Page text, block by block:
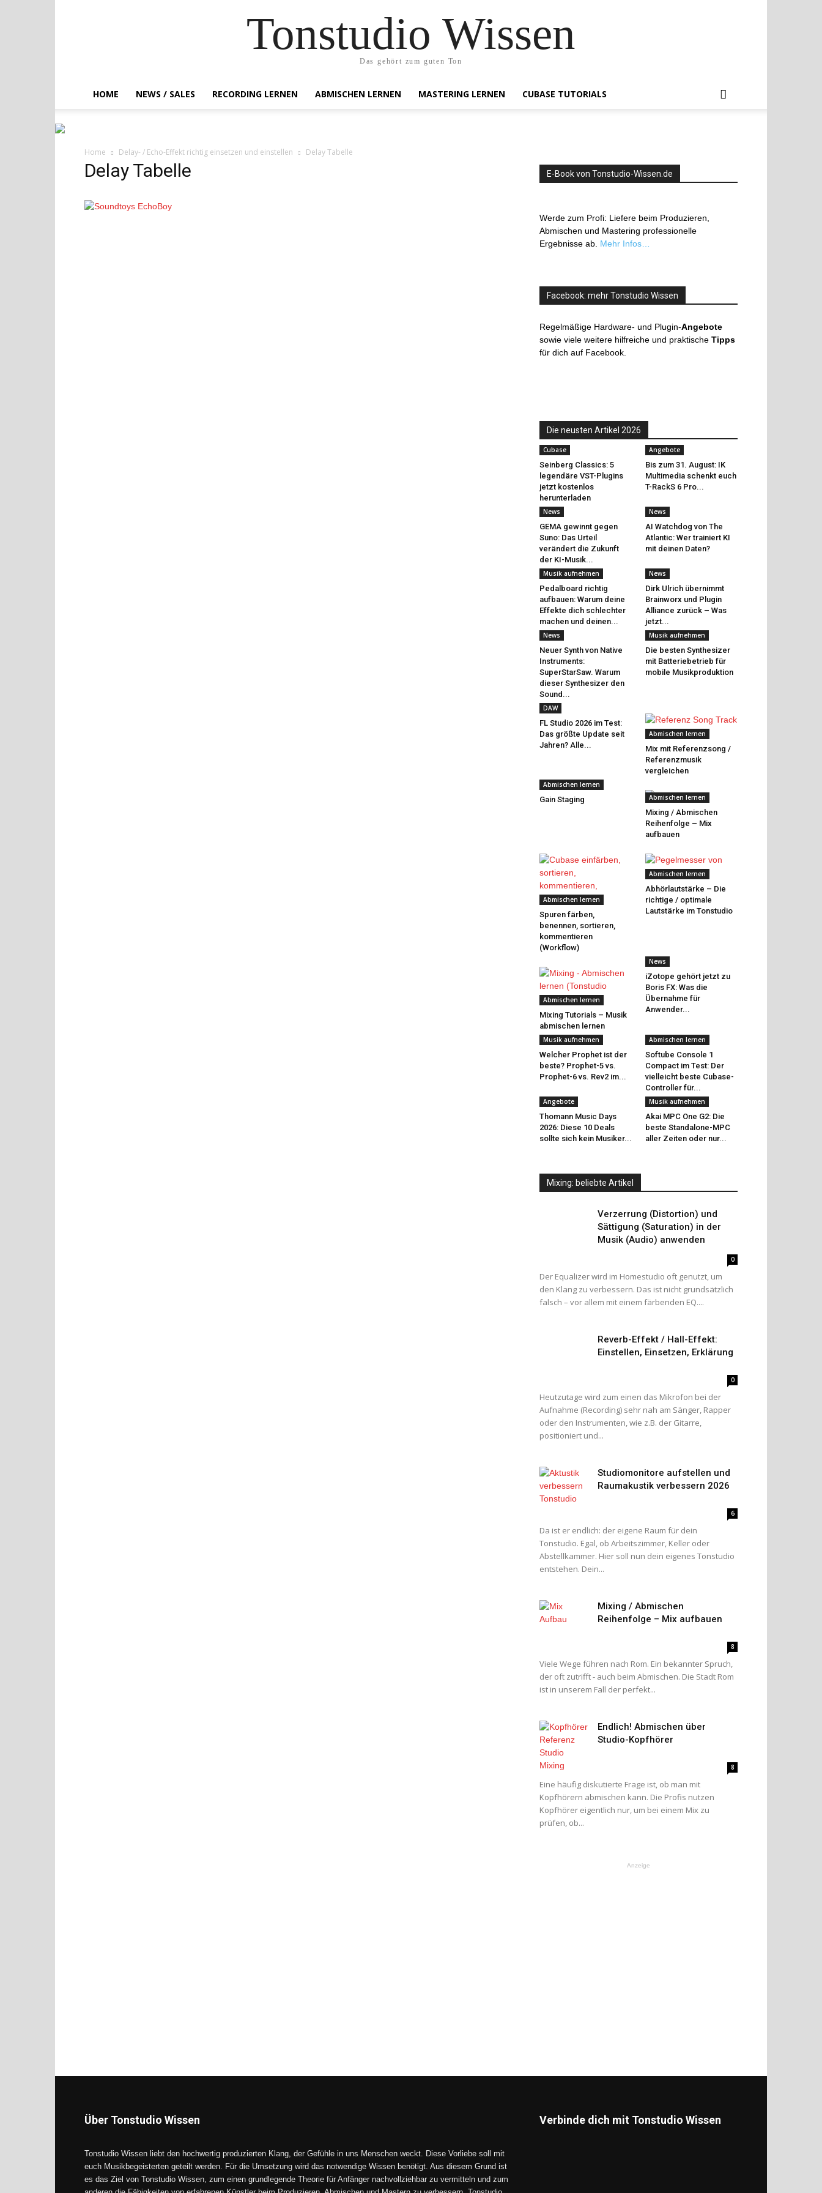
Tonstudio Wissen
Das gehört zum guten Ton
HOME NEWS / SALES RECORDING LERNEN ABMISCHEN LERNEN MASTERING LERNEN CUBASE TUTORIALS
Home Delay- / Echo-Effekt richtig einsetzen und einstellen Delay Tabelle
Delay Tabelle E-Book von Tonstudio-Wissen.de
Werde zum Profi: Liefere beim Produzieren,
Abmischen und Mastering professionelle
Ergebnisse ab. Mehr Infos…
Facebook: mehr Tonstudio Wissen
Regelmäßige Hardware- und Plugin-Angebote
sowie viele weitere hilfreiche und praktische Tipps
für dich auf Facebook.
Die neusten Artikel 2026
Cubase
Seinberg Classics: 5
legendäre VST-Plugins
jetzt kostenlos
herunterladen
Angebote
Bis zum 31. August: IK
Multimedia schenkt euch
T-RackS 6 Pro...
News
GEMA gewinnt gegen
Suno: Das Urteil
verändert die Zukunft
der KI-Musik...
News
AI Watchdog von The
Atlantic: Wer trainiert KI
mit deinen Daten?
Musik aufnehmen
Pedalboard richtig
aufbauen: Warum deine
Effekte dich schlechter
machen und deinen...
News
Dirk Ulrich übernimmt
Brainworx und Plugin
Alliance zurück – Was
jetzt...
News
Neuer Synth von Native
Instruments:
SuperStarSaw. Warum
dieser Synthesizer den
Sound...
Musik aufnehmen
Die besten Synthesizer
mit Batteriebetrieb für
mobile Musikproduktion
DAW
FL Studio 2026 im Test:
Das größte Update seit
Jahren? Alle...
Abmischen lernen
Mix mit Referenzsong /
Referenzmusik
vergleichen
Abmischen lernen
Gain Staging Abmischen lernen
Mixing / Abmischen
Reihenfolge – Mix
aufbauen
Abmischen lernen
Spuren färben,
benennen, sortieren,
kommentieren
(Workflow)
Abmischen lernen
Abhörlautstärke – Die
richtige / optimale
Lautstärke im Tonstudio
Abmischen lernen
Mixing Tutorials – Musik
abmischen lernen
News
iZotope gehört jetzt zu
Boris FX: Was die
Übernahme für
Anwender...
Musik aufnehmen
Welcher Prophet ist der
beste? Prophet-5 vs.
Prophet-6 vs. Rev2 im...
Abmischen lernen
Softube Console 1
Compact im Test: Der
vielleicht beste Cubase-
Controller für...
Angebote
Thomann Music Days
2026: Diese 10 Deals
sollte sich kein Musiker...
Musik aufnehmen
Akai MPC One G2: Die
beste Standalone-MPC
aller Zeiten oder nur...
Mixing: beliebte Artikel
Verzerrung (Distortion) und
Sättigung (Saturation) in der
Musik (Audio) anwenden
0
Der Equalizer wird im Homestudio oft genutzt, um
den Klang zu verbessern. Das ist nicht grundsätzlich
falsch – vor allem mit einem färbenden EQ....
Reverb-Effekt / Hall-Effekt:
Einstellen, Einsetzen, Erklärung
0
Heutzutage wird zum einen das Mikrofon bei der
Aufnahme (Recording) sehr nah am Sänger, Rapper
oder den Instrumenten, wie z.B. der Gitarre,
positioniert und...
Studiomonitore aufstellen und
Raumakustik verbessern 2026
6
Da ist er endlich: der eigene Raum für dein
Tonstudio. Egal, ob Arbeitszimmer, Keller oder
Abstellkammer. Hier soll nun dein eigenes Tonstudio
entstehen. Dein...
Mixing / Abmischen
Reihenfolge – Mix aufbauen
8
Viele Wege führen nach Rom. Ein bekannter Spruch,
der oft zutrifft - auch beim Abmischen. Die Stadt Rom
ist in unserem Fall der perfekt...
Endlich! Abmischen über
Studio-Kopfhörer
8
Eine häufig diskutierte Frage ist, ob man mit
Kopfhörern abmischen kann. Die Profis nutzen
Kopfhörer eigentlich nur, um bei einem Mix zu
prüfen, ob...
Anzeige
Über Tonstudio Wissen
Tonstudio Wissen liebt den hochwertig produzierten Klang, der Gefühle in uns Menschen weckt. Diese Vorliebe soll mit
euch Musikbegeisterten geteilt werden. Für die Umsetzung wird das notwendige Wissen benötigt. Aus diesem Grund ist
es das Ziel von Tonstudio Wissen, zum einen grundlegende Theorie für Anfänger nachvollziehbar zu vermitteln und zum
Verbinde dich mit Tonstudio Wissen